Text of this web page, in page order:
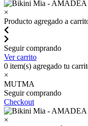
×
Producto agregado a
Seguir comprando
Ver carrito
0 item(s) agregado tu
×
MUTMA
Seguir comprando
Checkout
×